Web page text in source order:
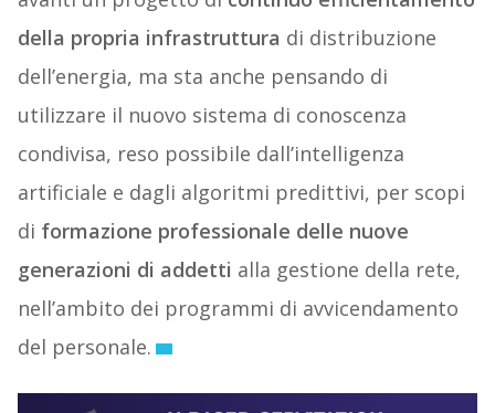
della propria infrastruttura di distribuzione
dell’energia, ma sta anche pensando di
utilizzare il nuovo sistema di conoscenza
condivisa, reso possibile dall’intelligenza
artificiale e dagli algoritmi predittivi, per scopi
di formazione professionale delle nuove
generazioni di addetti alla gestione della rete,
nell’ambito dei programmi di avvicendamento
del personale.